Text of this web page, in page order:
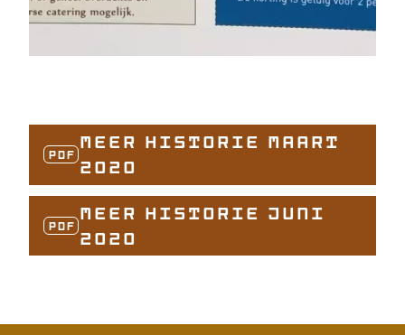
PDF
Meer Historie maart
2020
PDF
Meer Historie juni
2020